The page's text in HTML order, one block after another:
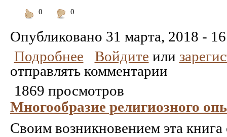
0
0
Опубликовано 31 марта, 2018 -
Подробнее
Войдите или
отправлять комментарии
1869 просмотров
Многообразие религиозного
Своим возникновением эта книга